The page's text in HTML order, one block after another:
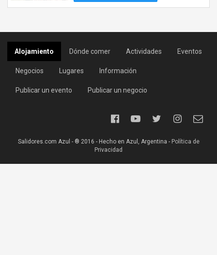
Alojamiento Dónde comer Actividades Eventos
Negocios Lugares Información
Publicar un evento Publicar un negocio
Salidores.com Azul - ® 2016 - Hecho en Azul, Argentina - Política de
Privacidad